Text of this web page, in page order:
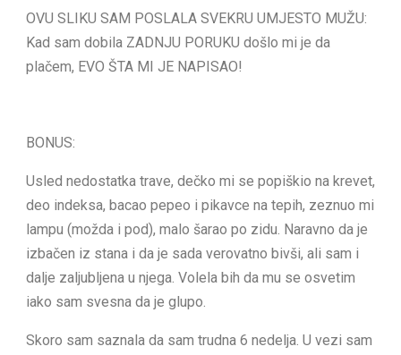
OVU SLIKU SAM POSLALA SVEKRU UMJESTO MUŽU:
Kad sam dobila ZADNJU PORUKU došlo mi je da
plačem, EVO ŠTA MI JE NAPISAO!
BONUS:
Usled nedostatka trave, dečko mi se popiškio na krevet,
deo indeksa, bacao pepeo i pikavce na tepih, zeznuo mi
lampu (možda i pod), malo šarao po zidu. Naravno da je
izbačen iz stana i da je sada verovatno bivši, ali sam i
dalje zaljubljena u njega. Volela bih da mu se osvetim
iako sam svesna da je glupo.
Skoro sam saznala da sam trudna 6 nedelja. U vezi sam